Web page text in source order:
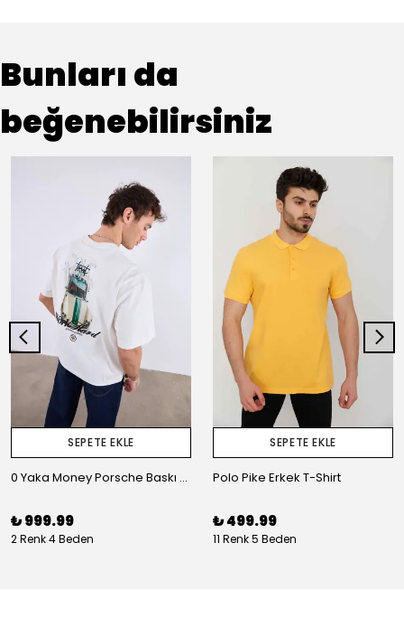
Bunları da
beğenebilirsiniz
SEPETE EKLE
0 Yaka Money Porsche Baskı Erkek Oversize T-Shirt
₺ 999.99
2 Renk 4 Beden
SEPETE EKLE
Polo Pike Erkek T-Shirt
₺ 499.99
11 Renk 5 Beden